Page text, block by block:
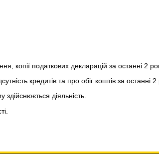
копії податкових декларацій за останні 2
кредитів та про обіг коштів за
діяльність.